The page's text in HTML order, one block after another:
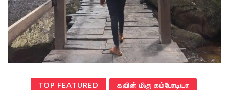
TOP FEATURED கவின் மிகு கம்போடியா